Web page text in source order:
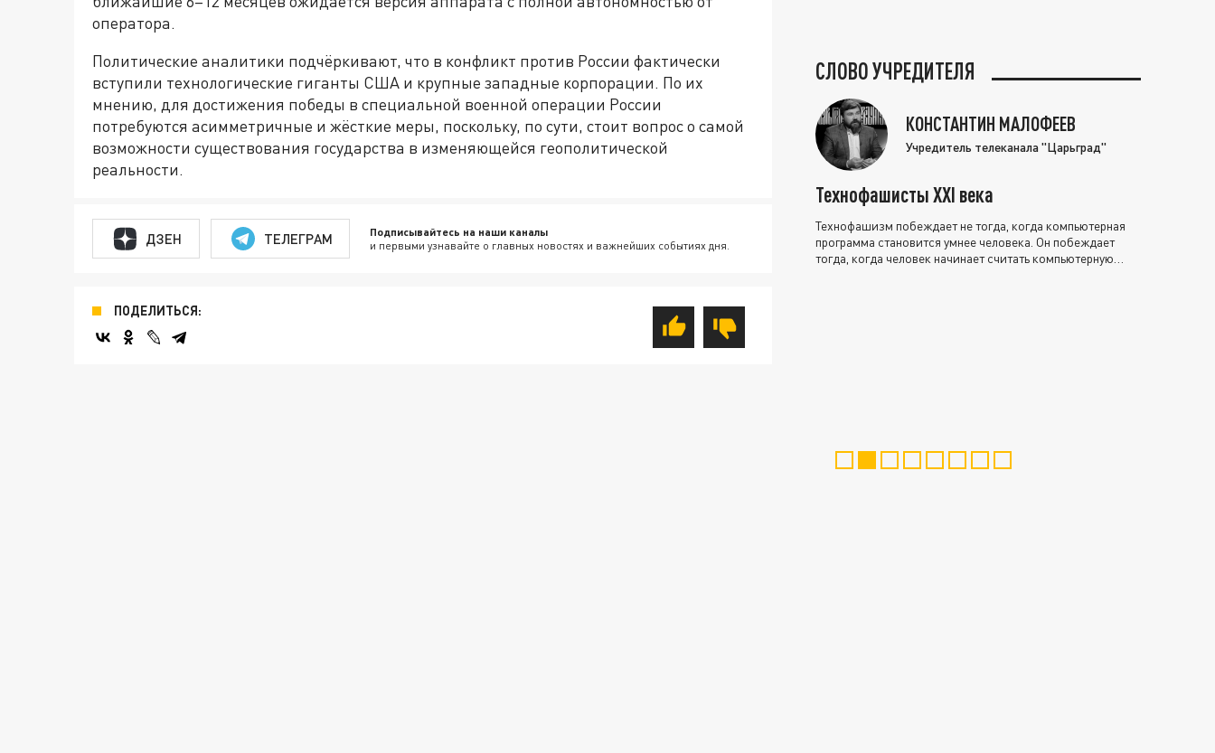
оператора.
Политические аналитики подчёркивают, что в конфликт против России фактически
вступили технологические гиганты США и крупные западные корпорации. По их
мнению, для достижения победы в специальной военной операции России
потребуются асимметричные и жёсткие меры, поскольку, по сути, стоит вопрос о самой
возможности существования государства в изменяющейся геополитической
реальности.
ДЗЕН ТЕЛЕГРАМ Подписывайтесь на наши каналы
и первыми узнавайте о главных новостях и важнейших событиях дня.
ПОДЕЛИТЬСЯ:
СЛОВО УЧРЕДИТЕЛЯ
КОНСТАНТИН МАЛОФЕЕВ
Учредитель телеканала "Царьград"
Технофашисты XXI века
Технофашизм побеждает не тогда, когда компьютерная
программа становится умнее человека. Он побеждает
тогда, когда человек начинает считать компьютерную